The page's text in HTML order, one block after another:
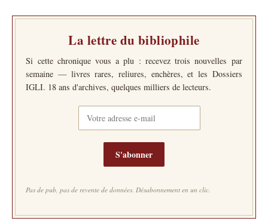
La lettre du bibliophile
Si cette chronique vous a plu : recevez trois nouvelles par
semaine — livres rares, reliures, enchères, et les Dossiers
IGLI. 18 ans d'archives, quelques milliers de lecteurs.
S'abonner
Pas de pub, pas de revente de données. Désabonnement en un clic.